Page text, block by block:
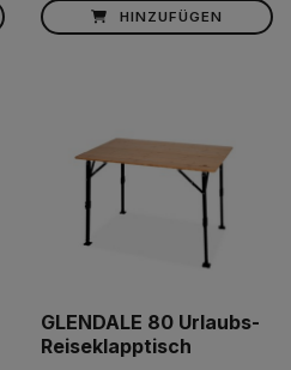
HINZUFÜGEN
GLENDALE 80 Urlaubs-
Reiseklapptisch